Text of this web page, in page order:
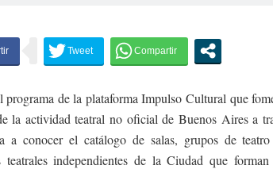
programa de la plataforma Impulso Cultural que
la actividad teatral no oficial de Buenos Aires a
a conocer el catálogo de salas, grupos de
teatrales independientes de la Ciudad que